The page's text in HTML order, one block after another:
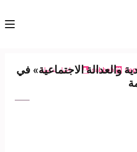
sabbeh اخبار شاملة
والعدالة الاجتماعية» في